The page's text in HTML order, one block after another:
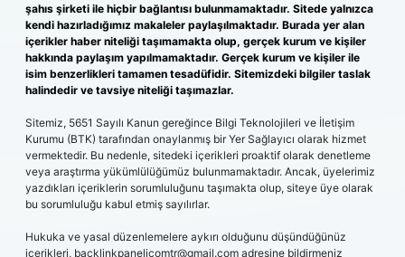
şahıs şirketi ile hiçbir bağlantısı bulunmamaktadır. Sitede yalnızca
kendi hazırladığımız makaleler paylaşılmaktadır. Burada yer alan
içerikler haber niteliği taşımamakta olup, gerçek kurum ve kişiler
hakkında paylaşım yapılmamaktadır. Gerçek kurum ve kişiler ile
isim benzerlikleri tamamen tesadüfidir. Sitemizdeki bilgiler taslak
halindedir ve tavsiye niteliği taşımazlar.
Sitemiz, 5651 Sayılı Kanun gereğince Bilgi Teknolojileri ve İletişim
Kurumu (BTK) tarafından onaylanmış bir Yer Sağlayıcı olarak hizmet
vermektedir. Bu nedenle, sitedeki içerikleri proaktif olarak denetleme
veya araştırma yükümlülüğümüz bulunmamaktadır. Ancak, üyelerimiz
yazdıkları içeriklerin sorumluluğunu taşımakta olup, siteye üye olarak
bu sorumluluğu kabul etmiş sayılırlar.
Hukuka ve yasal düzenlemelere aykırı olduğunu düşündüğünüz
içerikleri, backlinkpanelicomtr@gmail.com adresine bildirmeniz